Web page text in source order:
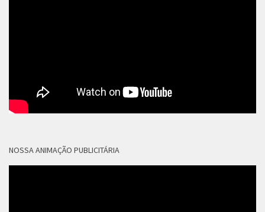
NOSSA ANIMAÇÃO PUBLICITÁRIA